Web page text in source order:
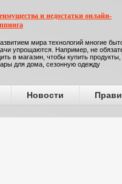
и недостатки онлайн-
мира технологий многие
упрощаются. Например, не
в магазин, чтобы купить продукты,
для дома, сезонную одежду
Новости